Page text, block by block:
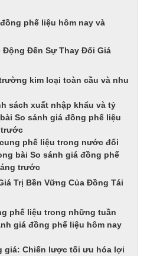
phế liệu hôm nay và
Động Đến Sự Thay Đổi Giá
kim loại toàn cầu và nhu
sách xuất nhập khẩu và tỷ
So sánh giá đồng phế liệu
trước
phế liệu trong nước đối
bài So sánh giá đồng phế
trước
Trị Bền Vững Của Đồng Tái
phế liệu trong những tuần
giá đồng phế liệu hôm nay
giá: Chiến lược tối ưu hóa lợi